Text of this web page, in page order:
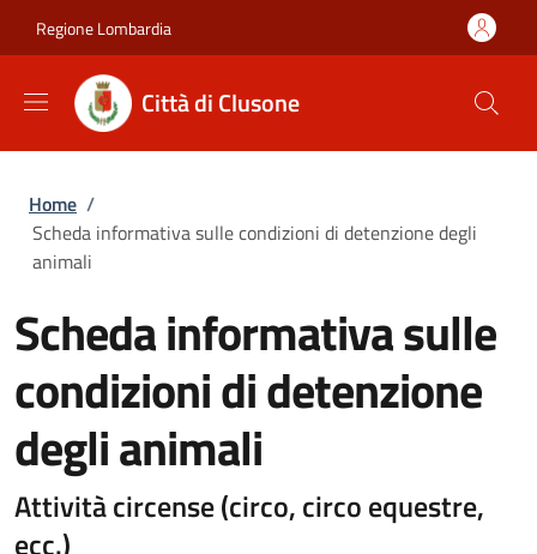
Regione Lombardia
Città di Clusone
Briciole di pane
Home /
Scheda informativa sulle condizioni di detenzione degli
animali
Scheda informativa sulle
condizioni di detenzione
degli animali
Attività circense (circo, circo equestre,
ecc.)